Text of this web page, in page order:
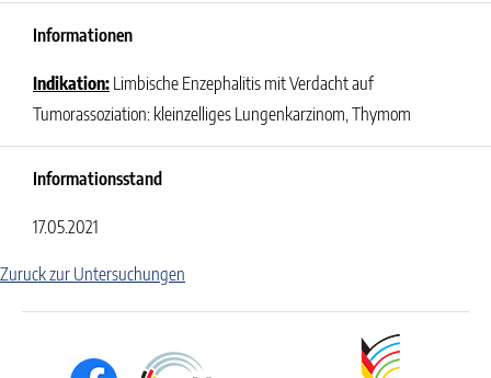
Informationen
Indikation: Limbische Enzephalitis mit Verdacht auf
Tumorassoziation: kleinzelliges Lungenkarzinom, Thymom
Informationsstand
17.05.2021
Zuruck zur Untersuchungen